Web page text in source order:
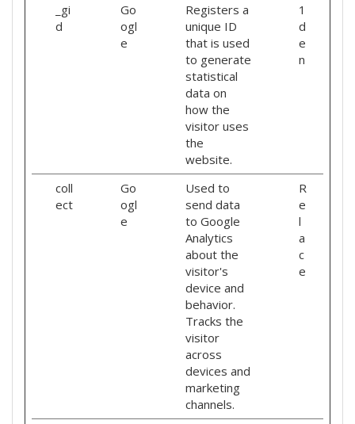
_gi
d
Go
ogl
e
Registers a
unique ID
that is used
to generate
statistical
data on
how the
visitor uses
the
website.
1
d
e
n
coll
ect
Go
ogl
e
Used to
send data
to Google
Analytics
about the
visitor's
device and
behavior.
Tracks the
visitor
across
devices and
marketing
channels.
R
e
l
a
c
e